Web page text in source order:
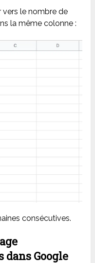
vers le nombre de
la même colonne :
consécutives.
Google